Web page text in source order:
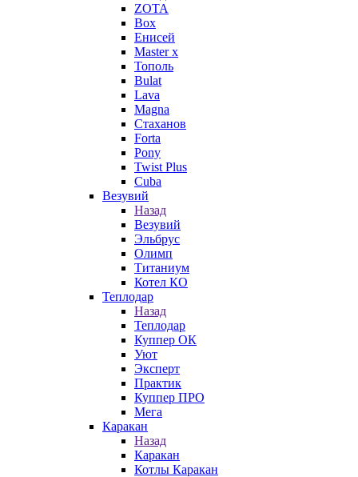
ZOTA
Box
Енисей
Master x
Тополь
Bulat
Lava
Magna
Стаханов
Forta
Pony
Twist Plus
Cuba
Везувий
Назад
Везувий
Эльбрус
Олимп
Титаниум
Котел КО
Теплодар
Назад
Теплодар
Куппер ОК
Уют
Эксперт
Практик
Куппер ПРО
Мега
Каракан
Назад
Каракан
Котлы Каракан